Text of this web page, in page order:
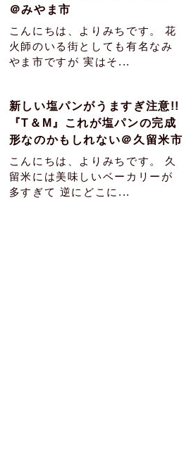
＠みやま市
こんにちは、よりみちです。 花
火師のいる街としても有名なみ
やま市ですが 実はそ...
新しい塩パンがうますぎ注意!!
『T＆M』これが塩パンの完成
形なのかもしれない＠久留米市
こんにちは、よりみちです。 久
留米には美味しいベーカリーが
多すぎて 逆にどこに...